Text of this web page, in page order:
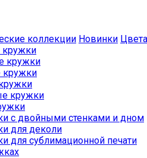
коллекции Новинки Цвета
кружки
кружки
кружки
кружки
с двойными стенками и дном
для деколи
для сублимационной печати